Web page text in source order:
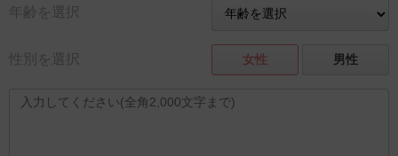
年齢を選択
性別を選択 女性 男性